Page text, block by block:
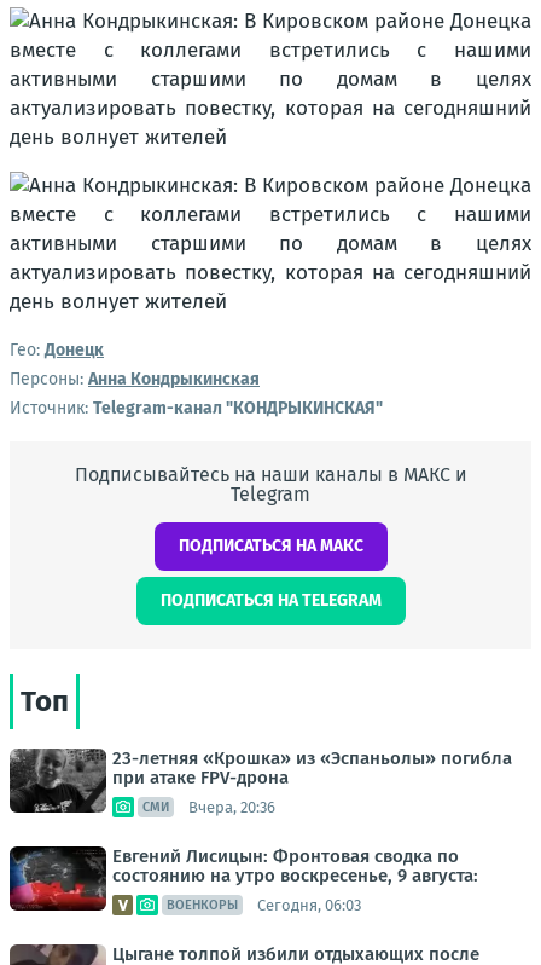
Гео:Донецк
Персоны: Анна Кондрыкинская
Источник: Telegram-канал "КОНДРЫКИНСКАЯ"
Подписывайтесь на наши каналы в МАКС и
Telegram
ПОДПИСАТЬСЯ НА МАКС
ПОДПИСАТЬСЯ НА TELEGRAM
Топ
23-летняя «Крошка» из «Эспаньолы» погибла
при атаке FPV-дрона
СМИ Вчера, 20:36
Евгений Лисицын: Фронтовая сводка по
состоянию на утро воскресенье, 9 августа:
ВОЕНКОРЫ Сегодня, 06:03
Цыгане толпой избили отдыхающих после